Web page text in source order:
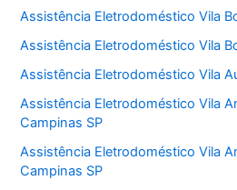
Assistência Eletrodoméstico Vila
Assistência Eletrodoméstico Vila
Assistência Eletrodoméstico Vila
Assistência Eletrodoméstico Vila
Campinas SP
Assistência Eletrodoméstico Vila
Campinas SP